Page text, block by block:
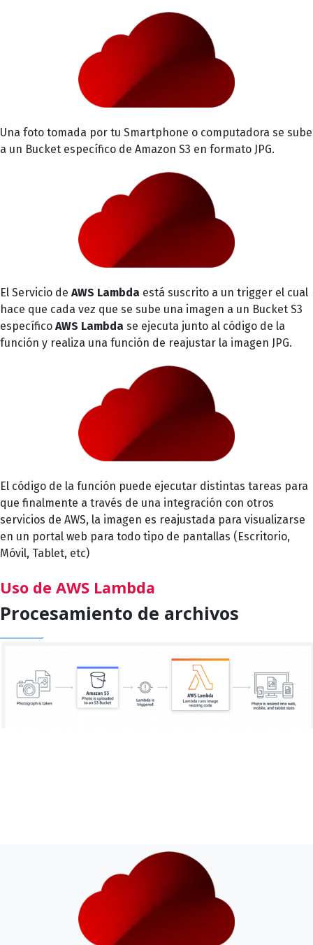
Una foto tomada por tu Smartphone o computadora se sube
a un Bucket específico de Amazon S3 en formato JPG.
El Servicio de AWS Lambda está suscrito a un trigger el cual
hace que cada vez que se sube una imagen a un Bucket S3
específico AWS Lambda se ejecuta junto al código de la
función y realiza una función de reajustar la imagen JPG.
El código de la función puede ejecutar distintas tareas para
que finalmente a través de una integración con otros
servicios de AWS, la imagen es reajustada para visualizarse
en un portal web para todo tipo de pantallas (Escritorio,
Móvil, Tablet, etc)
Uso de AWS Lambda
Procesamiento de archivos